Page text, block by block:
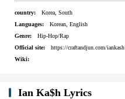
보여 난 진짜 각성
아마도 Imma gone
아마도 Imma gone
잡고 난 올라가 스파이더맨
country:
Korea, South
Languages:
Korean, English
Genre:
Hip-Hop/Rap
Official site:
https://craftandjun.com/iankash
Wiki:
Ian Ka$h Lyrics